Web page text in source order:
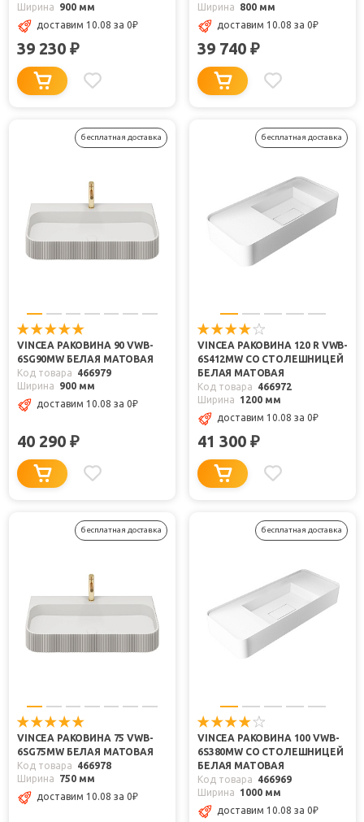
Ширина
900 мм
доставим 10.08 за 0₽
39 230 ₽
Ширина
800 мм
доставим 10.08 за 0₽
39 740 ₽
бесплатная доставка
VINCEA РАКОВИНА 90 VWB-
6SG90MW БЕЛАЯ МАТОВАЯ
Код товара
466979
Ширина
900 мм
доставим 10.08 за 0₽
40 290 ₽
бесплатная доставка
VINCEA РАКОВИНА 120 R VWB-
6S412MW СО СТОЛЕШНИЦЕЙ
БЕЛАЯ МАТОВАЯ
Код товара
466972
Ширина
1200 мм
доставим 10.08 за 0₽
41 300 ₽
бесплатная доставка
VINCEA РАКОВИНА 75 VWB-
6SG75MW БЕЛАЯ МАТОВАЯ
Код товара
466978
Ширина
750 мм
доставим 10.08 за 0₽
бесплатная доставка
VINCEA РАКОВИНА 100 VWB-
6S380MW СО СТОЛЕШНИЦЕЙ
БЕЛАЯ МАТОВАЯ
Код товара
466969
Ширина
1000 мм
доставим 10.08 за 0₽